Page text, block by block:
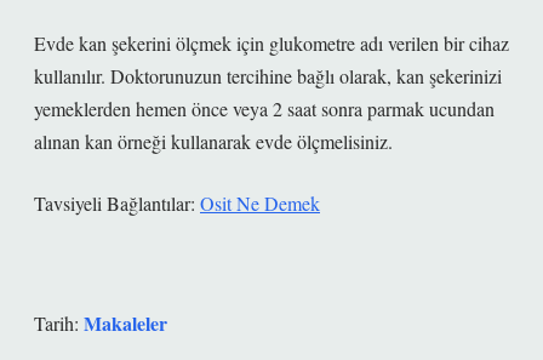
Evde kan şekerini ölçmek için glukometre adı verilen bir cihaz
kullanılır. Doktorunuzun tercihine bağlı olarak, kan şekerinizi
yemeklerden hemen önce veya 2 saat sonra parmak ucundan
alınan kan örneği kullanarak evde ölçmelisiniz.
Tavsiyeli Bağlantılar: Osit Ne Demek
Tarih: Makaleler